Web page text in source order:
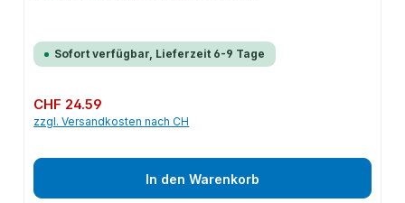
Sofort verfügbar, Lieferzeit 6-9 Tage
Regulärer Preis:
CHF 24.59
zzgl. Versandkosten nach CH
In den Warenkorb